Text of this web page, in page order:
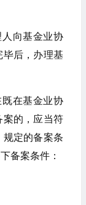
向基金业协
后，办理基
在基金业协
案的，应当符
定的备案条
备案条件：